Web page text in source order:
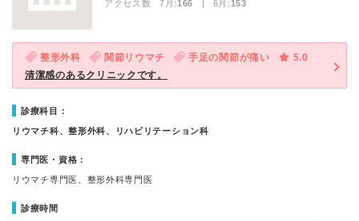
アクセス数 7月:166 | 6月:153
整形外科 関節リウマチ 手足の関節が痛い
5.0
清潔感のあるクリニックです。
診療科目：
リウマチ科、整形外科、リハビリテーション科
専門医・資格：
リウマチ専門医、整形外科専門医
診療時間